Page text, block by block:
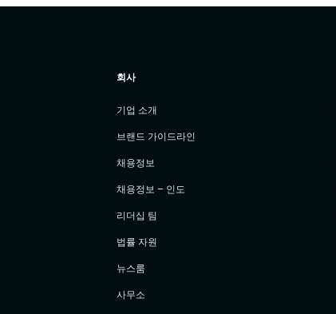
회사
기업 소개
브랜드 가이드라인
채용정보
채용정보 – 인도
리더십 팀
법률 자원
뉴스룸
사무소